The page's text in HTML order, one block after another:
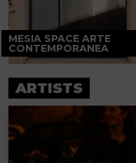
MESIA SPACE ARTE
CONTEMPORANEA
ARTISTS